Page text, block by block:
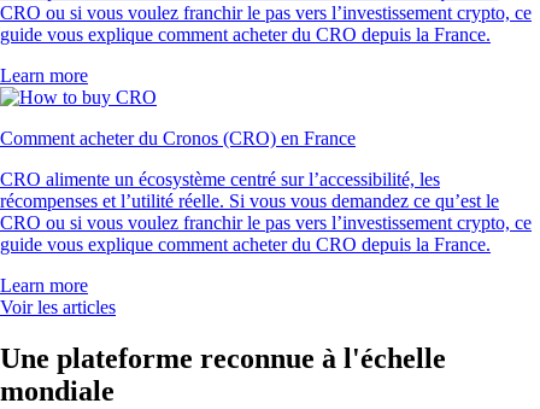
CRO ou si vous voulez franchir le pas vers l’investissement crypto, ce
guide vous explique comment acheter du CRO depuis la France.
Learn more
Comment acheter du Cronos (CRO) en France
CRO alimente un écosystème centré sur l’accessibilité, les
récompenses et l’utilité réelle. Si vous vous demandez ce qu’est le
CRO ou si vous voulez franchir le pas vers l’investissement crypto, ce
guide vous explique comment acheter du CRO depuis la France.
Learn more
Voir les articles
Une plateforme reconnue à l'échelle
mondiale